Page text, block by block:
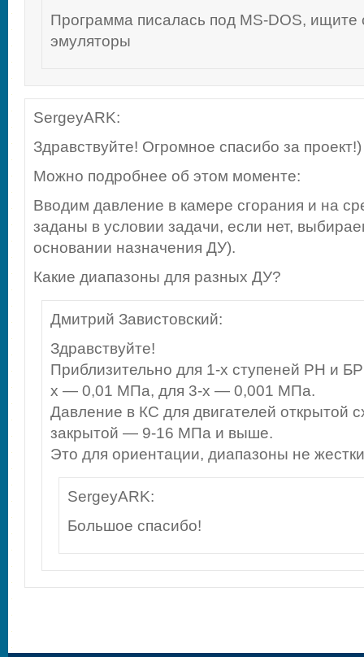
Программа писалась под MS-DOS, ищите
эмуляторы
SergeyARK:
Здравствуйте! Огромное спасибо за проект!)
Можно подробнее об этом моменте:
Вводим давление в камере сгорания и на
заданы в условии задачи, если нет,
основании назначения ДУ).
Какие диапазоны для разных ДУ?
Дмитрий Завистовский:
Здравствуйте!
Приблизительно для 1-х ступеней РН и
х — 0,01 МПа, для 3-х — 0,001 МПа.
Давление в КС для двигателей открытой
закрытой — 9-16 МПа и выше.
Это для ориентации, диапазоны не
SergeyARK:
Большое спасибо!